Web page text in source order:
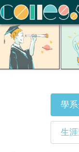
ColleGo! 大學選才與高
學
生